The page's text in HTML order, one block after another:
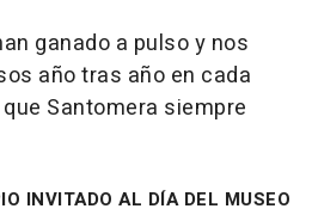
ganado a pulso y nos
año tras año en cada
Santomera siempre
INVITADO AL DÍA DEL MUSEO